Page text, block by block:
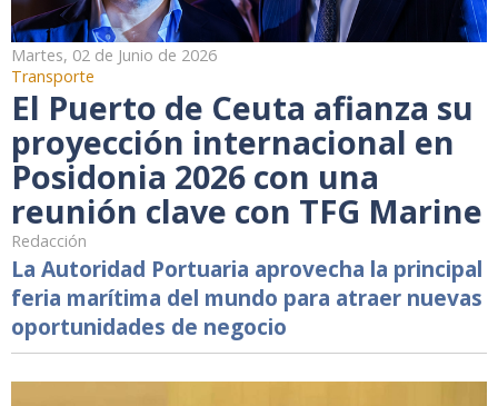
Martes, 02 de Junio de 2026
Transporte
El Puerto de Ceuta afianza su
proyección internacional en
Posidonia 2026 con una
reunión clave con TFG Marine
Redacción
La Autoridad Portuaria aprovecha la principal
feria marítima del mundo para atraer nuevas
oportunidades de negocio